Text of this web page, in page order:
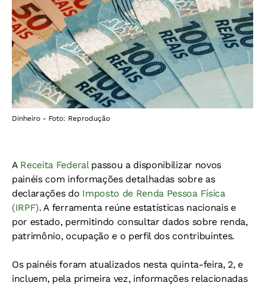
Dinheiro - Foto: Reprodução
A Receita Federal passou a disponibilizar novos
painéis com informações detalhadas sobre as
declarações do Imposto de Renda Pessoa Física
(IRPF). A ferramenta reúne estatísticas nacionais e
por estado, permitindo consultar dados sobre renda,
patrimônio, ocupação e o perfil dos contribuintes.
Os painéis foram atualizados nesta quinta-feira, 2, e
incluem, pela primeira vez, informações relacionadas